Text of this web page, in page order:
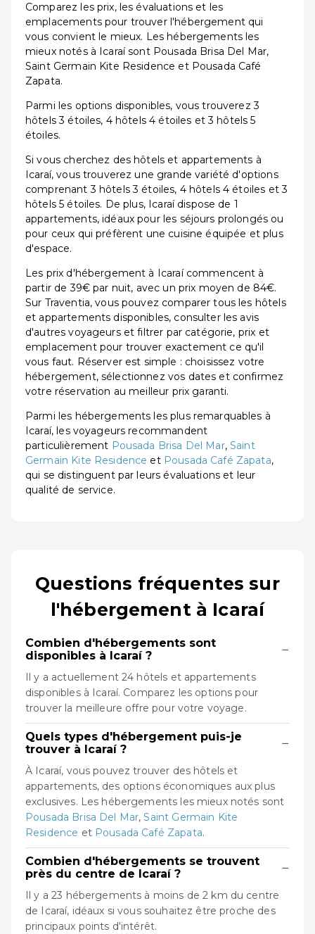
Comparez les prix, les évaluations et les
emplacements pour trouver l'hébergement qui
vous convient le mieux. Les hébergements les
mieux notés à Icaraí sont Pousada Brisa Del Mar,
Saint Germain Kite Residence et Pousada Café
Zapata.
Parmi les options disponibles, vous trouverez 3
hôtels 3 étoiles, 4 hôtels 4 étoiles et 3 hôtels 5
étoiles.
Si vous cherchez des hôtels et appartements à
Icaraí, vous trouverez une grande variété d'options
comprenant 3 hôtels 3 étoiles, 4 hôtels 4 étoiles et 3
hôtels 5 étoiles. De plus, Icaraí dispose de 1
appartements, idéaux pour les séjours prolongés ou
pour ceux qui préfèrent une cuisine équipée et plus
d'espace.
Les prix d'hébergement à Icaraí commencent à
partir de 39€ par nuit, avec un prix moyen de 84€.
Sur Traventia, vous pouvez comparer tous les hôtels
et appartements disponibles, consulter les avis
d'autres voyageurs et filtrer par catégorie, prix et
emplacement pour trouver exactement ce qu'il
vous faut. Réserver est simple : choisissez votre
hébergement, sélectionnez vos dates et confirmez
votre réservation au meilleur prix garanti.
Parmi les hébergements les plus remarquables à
Icaraí, les voyageurs recommandent
particulièrement Pousada Brisa Del Mar,Saint
Germain Kite Residence et Pousada Café Zapata,
qui se distinguent par leurs évaluations et leur
qualité de service.
Questions fréquentes sur
l'hébergement à Icaraí
Combien d'hébergements sont
disponibles à Icaraí ?
−
Il y a actuellement 24 hôtels et appartements
disponibles à Icaraí. Comparez les options pour
trouver la meilleure offre pour votre voyage.
Quels types d'hébergement puis-je
trouver à Icaraí ?
−
À Icaraí, vous pouvez trouver des hôtels et
appartements, des options économiques aux plus
exclusives. Les hébergements les mieux notés sont
Pousada Brisa Del Mar,Saint Germain Kite
Residence et Pousada Café Zapata.
Combien d'hébergements se trouvent
près du centre de Icaraí ?
−
Il y a 23 hébergements à moins de 2 km du centre
de Icaraí, idéaux si vous souhaitez être proche des
principaux points d'intérêt.